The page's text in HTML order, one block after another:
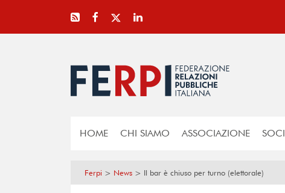
HOME CHI SIAMO ASSOCIAZIONE SOCI
Ferpi > News > Il bar è chiuso per turno (elettorale)